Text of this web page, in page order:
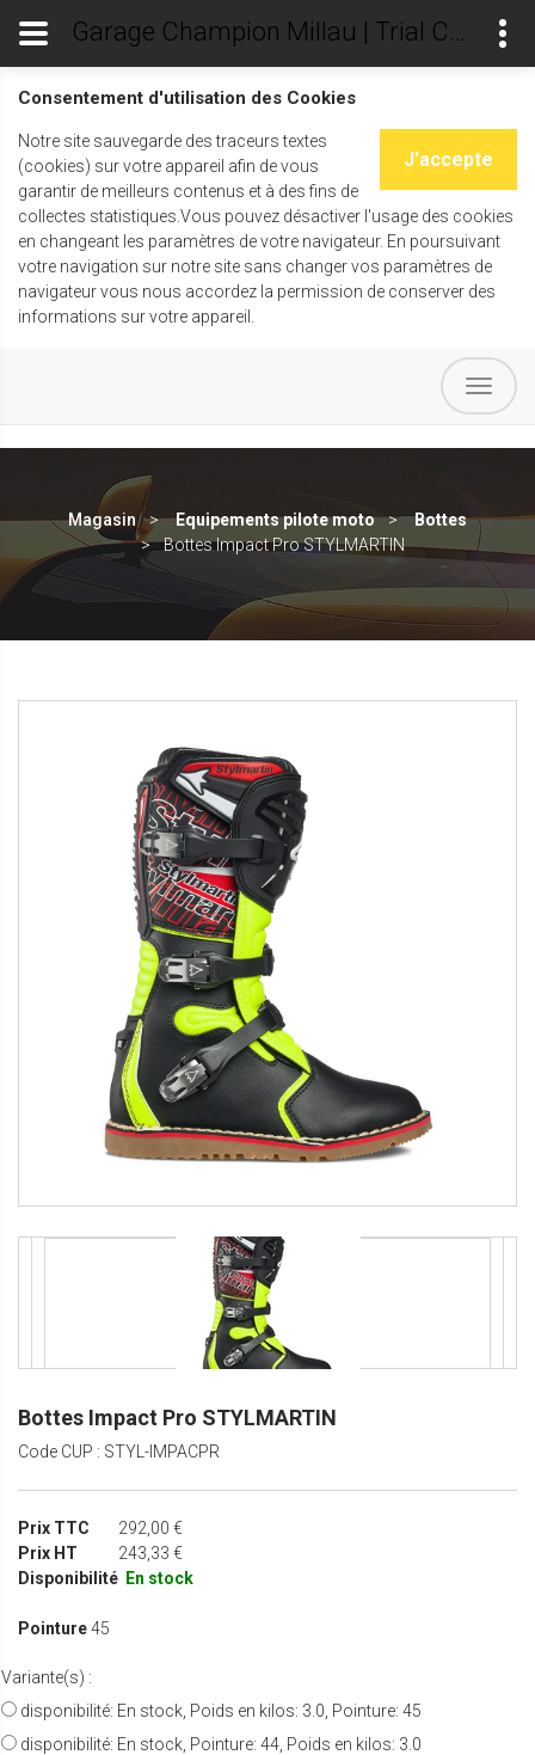
Consentement d'utilisation des Cookies
J'accepte
Notre site sauvegarde des traceurs textes
(cookies) sur votre appareil afin de vous
garantir de meilleurs contenus et à des fins de
collectes statistiques.Vous pouvez désactiver l'usage des cookies
en changeant les paramètres de votre navigateur. En poursuivant
votre navigation sur notre site sans changer vos paramètres de
navigateur vous nous accordez la permission de conserver des
informations sur votre appareil.
Garage Champion Millau | Trial Champ's
Magasin Equipements pilote moto
Bottes
Bottes Impact Pro STYLMARTIN
Bottes Impact Pro STYLMARTIN
Code CUP : STYL-IMPACPR
Prix TTC
292,00 €
Prix HT
243,33 €
Disponibilité En stock
Pointure45
Variante(s) :
disponibilité: En stock, Poids en kilos: 3.0, Pointure: 45
disponibilité: En stock, Pointure: 44, Poids en kilos: 3.0